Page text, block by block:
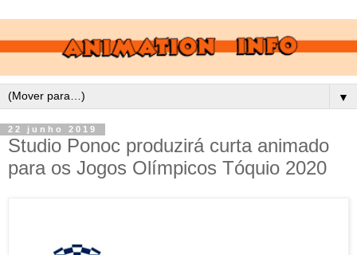
▼
22 junho 2019
Studio Ponoc produzirá curta animado
para os Jogos Olímpicos Tóquio 2020